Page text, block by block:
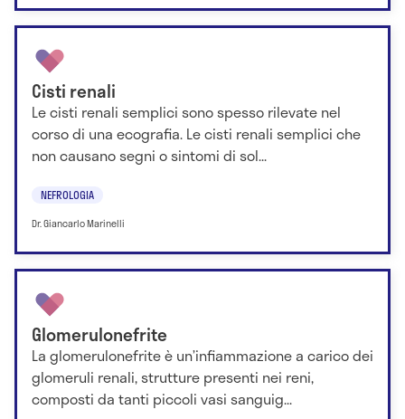
Cisti renali
Le cisti renali semplici sono spesso rilevate nel
corso di una ecografia. Le cisti renali semplici che
non causano segni o sintomi di sol...
NEFROLOGIA
Dr. Giancarlo Marinelli
Glomerulonefrite
La glomerulonefrite è un’infiammazione a carico dei
glomeruli renali, strutture presenti nei reni,
composti da tanti piccoli vasi sanguig...